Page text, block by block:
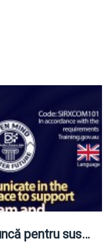
Comunicare în locul de muncă pentru susținerea obiectivelor echipei și ale clienților